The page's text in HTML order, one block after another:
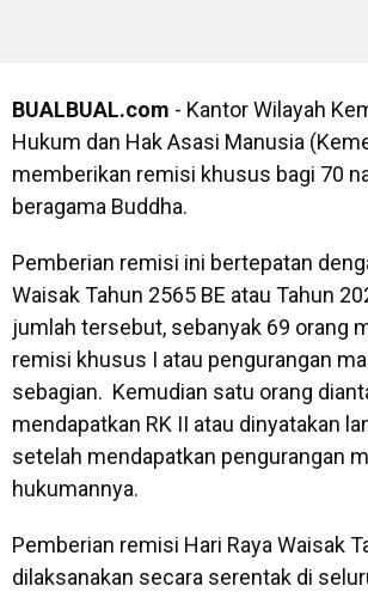
BUALBUAL.com - Kantor Wilayah
Hukum dan Hak Asasi Manusia
memberikan remisi khusus bagi 70
beragama Buddha.
Pemberian remisi ini bertepatan
Waisak Tahun 2565 BE atau Tahun
jumlah tersebut, sebanyak 69 orang
remisi khusus I atau pengurangan
sebagian. Kemudian satu orang
mendapatkan RK II atau dinyatakan
setelah mendapatkan pengurangan
hukumannya.
Pemberian remisi Hari Raya Waisak
dilaksanakan secara serentak di